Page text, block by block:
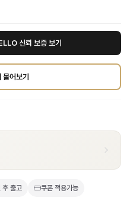
신뢰 보증 보기
어보기
후 출고 쿠폰 적용가능